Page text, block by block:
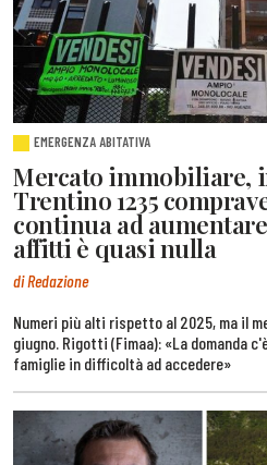
EMERGENZA ABITATIVA
Mercato immobiliare,
Trentino 1235
continua ad
affitti è quasi nulla
di Redazione
Numeri più alti rispetto al 2025, ma il
giugno. Rigotti (Fimaa): «La domanda
famiglie in difficoltà ad accedere»